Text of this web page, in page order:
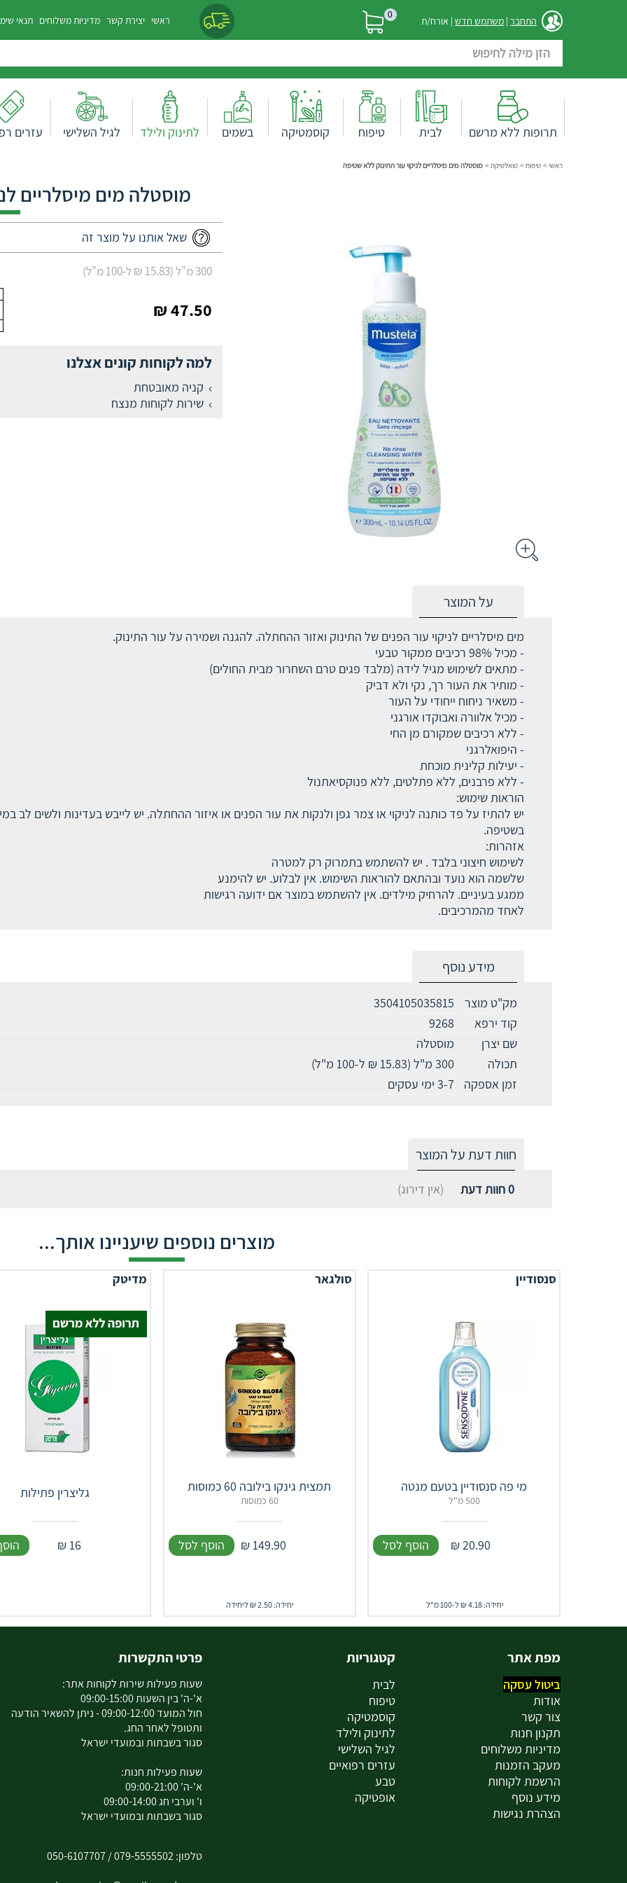
התחבר | משתמש חדש | אורח/ת 0 ראשי יצירת קשר מדיניות משלוחים תנאי
תרופות ללא מרשם לבית טיפוח קוסמטיקה בשמים לתינוק ולילד לגיל השלישי עזרים
ראשי > טיפוח > טואלטיקה > מוסטלה מים מיסלריים לניקוי עור התינוק ללא שטיפה
מוסטלה מים מיסלריים
שאל אותנו על מוצר זה
300 מ"ל (15.83 ₪ ל-100 מ"ל)
47.50 ₪
למה לקוחות קונים אצלנו
קניה מאובטחת
שירות לקוחות מנצח
על המוצר
מים מיסלריים לניקוי עור הפנים של התינוק ואזור ההחתלה. להגנה ושמירה על עור התינוק.
- מכיל 98% רכיבים ממקור טבעי
- מתאים לשימוש מגיל לידה (מלבד פגים טרם השחרור מבית החולים)
- מותיר את העור רך, נקי ולא דביק
- משאיר ניחוח ייחודי על העור
- מכיל אלוורה ואבוקדו אורגני
- ללא רכיבים שמקורם מן החי
- היפואלרגני
- יעילות קלינית מוכחת
- ללא פרבנים, ללא פתלטים, ללא פנוקסיאתנול
הוראות שימוש:
יש להתיז על פד כותנה לניקוי או צמר גפן ולנקות את עור הפנים או איזור ההחתלה. יש לייבש בעדינות ולשים לב
בשטיפה.
אזהרות:
לשימוש חיצוני בלבד . יש להשתמש בתמרוק רק למטרה
שלשמה הוא נועד ובהתאם להוראות השימוש. אין לבלוע. יש להימנע
ממגע בעיניים. להרחיק מילדים. אין להשתמש במוצר אם ידועה רגישות
לאחד מהמרכיבים.
מידע נוסף
מק"ט מוצר
3504105035815
קוד ירפא
9268
שם יצרן
מוסטלה
תכולה
300 מ"ל (15.83 ₪ ל-100 מ"ל)
זמן אספקה
3-7 ימי עסקים
חוות דעת על המוצר
0חוות דעת (אין דירוג)
מוצרים נוספים שיעניינו אותך...
סנסודיין
מי פה סנסודיין בטעם מנטה
500 מ"ל
20.90
₪ הוסף לסל
יחידה: 4.18 ₪ ל-100 מ"ל
סולגאר
תמצית גינקו בילובה 60 כמוסות
60 כמוסות
149.90
₪ הוסף לסל
יחידה: 2.50 ₪ ליחידה
מדיטק
גליצרין פתילות
16
₪
מפת אתר
ביטול עסקה
אודות
צור קשר
תקנון חנות
מדיניות משלוחים
מעקב הזמנות
הרשמת לקוחות
מידע נוסף
הצהרת נגישות
קטגוריות
לבית
טיפוח
קוסמטיקה
לתינוק ולילד
לגיל השלישי
עזרים רפואיים
טבע
אופטיקה
פרטי התקשרות
שעות פעילות שירות לקוחות אתר:
א'-ה' בין השעות 09:00-15:00
חול המועד 09:00-12:00 - ניתן להשאיר הודעה
ותטופל לאחר החג.
סגור בשבתות ובמועדי ישראל
שעות פעילות חנות:
א'-ה' 09:00-21:00
ו' וערבי חג 09:00-14:00
סגור בשבתות ובמועדי ישראל
טלפון:079-5555502
/
050-6107707